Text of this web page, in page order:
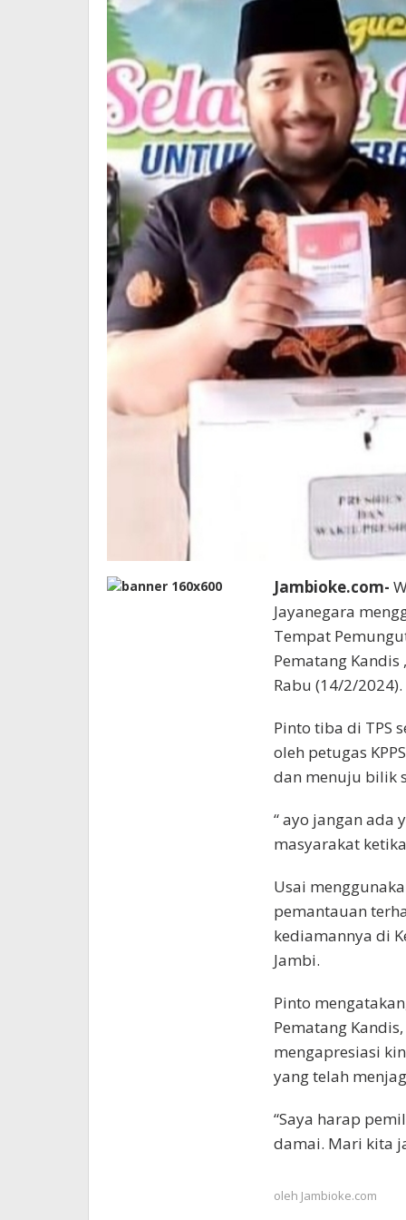
Jambioke.com-
Jayanegara
Tempat
Pematang
Rabu (14/2/2024).
Pinto tiba di TPS
oleh petugas
dan menuju bilik
“ ayo jangan ada
masyarakat
Usai
pemantauan
kediamannya di
Jambi.
Pinto
Pematang
mengapresiasi
yang telah
“Saya harap
damai. Mari kita
oleh Jambioke.com